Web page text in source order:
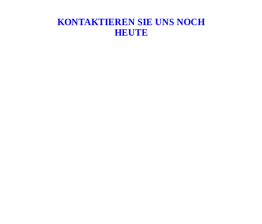
KONTAKTIEREN SIE UNS NOCH
HEUTE